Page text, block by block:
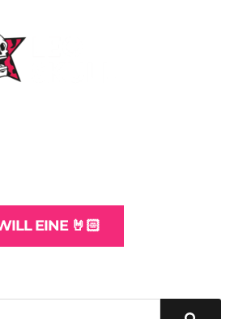
EINE 🤘🏻